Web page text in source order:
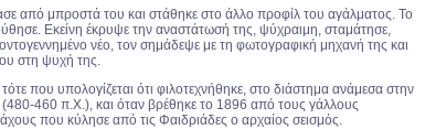
από μπροστά του και στάθηκε στο άλλο προφίλ του αγάλματος. Το
Εκείνη έκρυψε την αναστάτωσή της, ψύχραιμη, σταμάτησε,
νέο, τον σημάδεψε με τη φωτογραφική μηχανή της και
στη ψυχή της.
που υπολογίζεται ότι φιλοτεχνήθηκε, στο διάστημα ανάμεσα στην
(480-460 π.Χ.), και όταν βρέθηκε το 1896 από τους γάλλους
που κύλησε από τις Φαιδριάδες ο αρχαίος σεισμός.